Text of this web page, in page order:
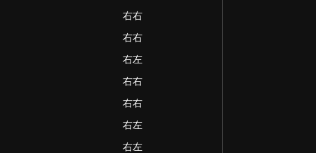
右右
右右
右左
右右
右右
右左
右左